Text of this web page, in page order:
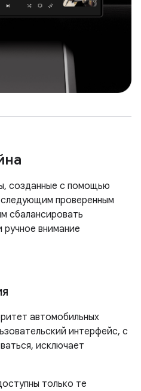
созданные с помощью
проверенным
сбалансировать
ручное внимание
автомобильных
интерфейс, с
исключает
только те